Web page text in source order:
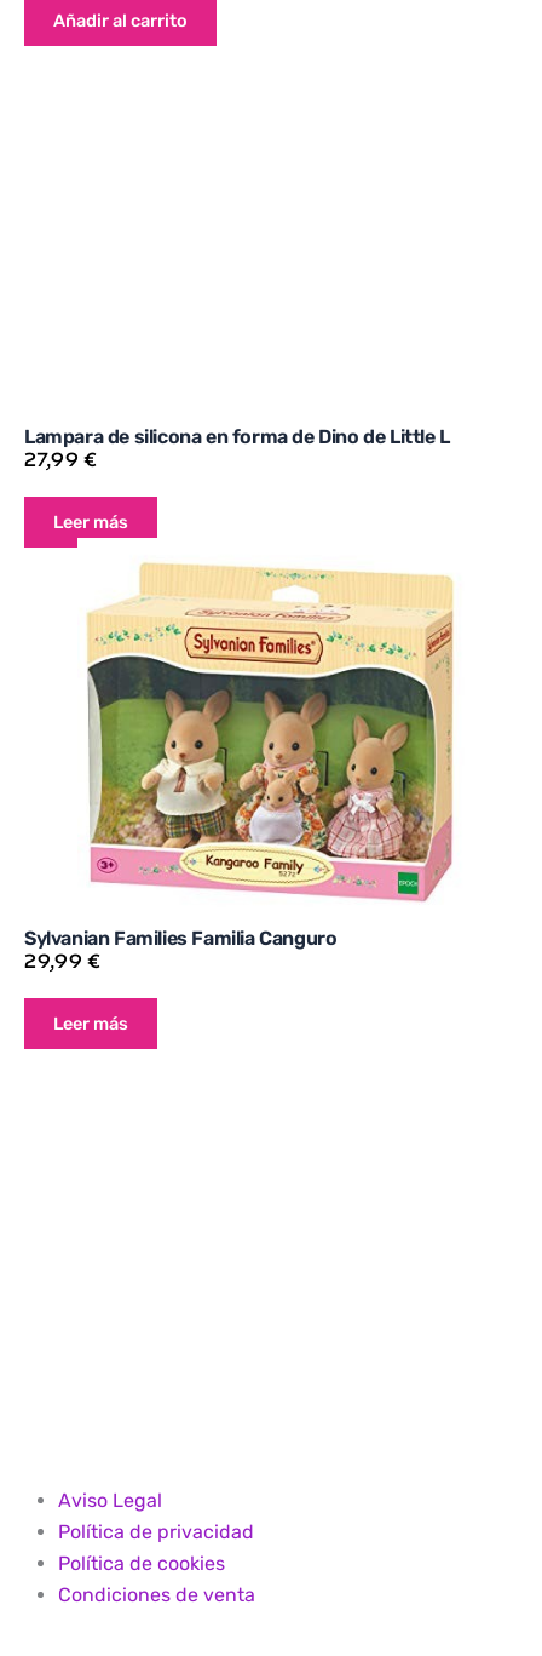
Añadir al carrito
Lampara de silicona en forma de Dino de Little L
27,99 €
Leer más
Sylvanian Families Familia Canguro
29,99 €
Leer más
Aviso Legal
Política de privacidad
Política de cookies
Condiciones de venta